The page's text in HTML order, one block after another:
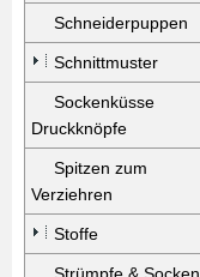
Schneiderpuppen
Schnittmuster
Sockenküsse
Druckknöpfe
Spitzen zum
Verziehren
Stoffe